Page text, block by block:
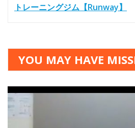
トレーニングジム【Runway】
YOU MAY HAVE